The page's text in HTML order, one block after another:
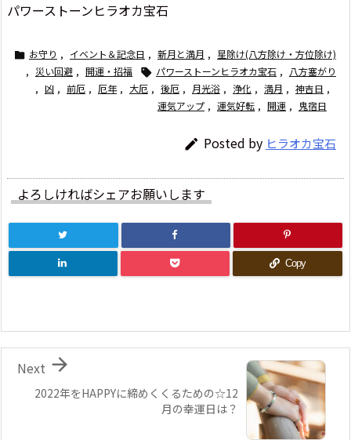
パワーストーンヒラオカ宝石
 お守り , イベント＆記念日 , 新月と満月 , 星除け(八方除け・方位除け)
, 災い回避 , 開運・招福  パワーストーンヒラオカ宝石 ,
八方塞がり
, 凶 , 前厄 , 厄年 , 大厄 , 後厄 , 月光浴 , 浄化 , 満月 , 神吉日 ,
運気アップ , 運気好転 , 開運 , 鬼宿日
 Posted by ヒラオカ宝石
よろしければシェアお願いします
Copy
2022年をHAPPYに締めくくるための☆12
月の幸運日は？

Next